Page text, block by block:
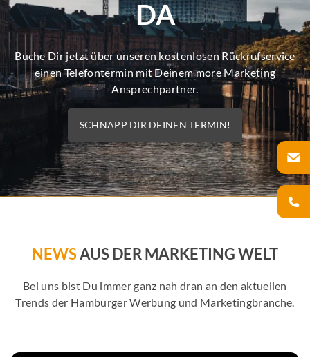
DA
Buche Dir jetzt über unseren kostenlosen Rückrufservice
einen Telefontermin mit Deinem more Marketing
Ansprechpartner.
SCHNAPP DIR DEINEN TERMIN!
NEWSAUS DER MARKETING WELT
Bei uns bist Du immer ganz nah dran an den aktuellen
Trends der Hamburger Werbung und Marketingbranche.